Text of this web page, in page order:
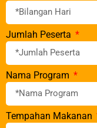
Jumlah Peserta
Nama Program
Tempahan Makanan